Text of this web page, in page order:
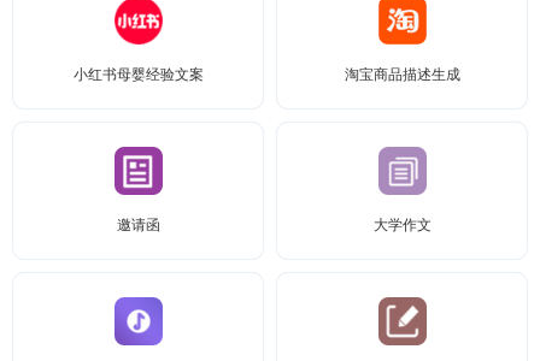
小红书母婴经验文案 淘宝商品描述生成
邀请函 大学作文